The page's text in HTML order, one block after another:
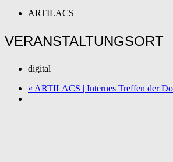
ARTILACS
VERANSTALTUNGSORT
digital
« ARTILACS | Internes Treffen der